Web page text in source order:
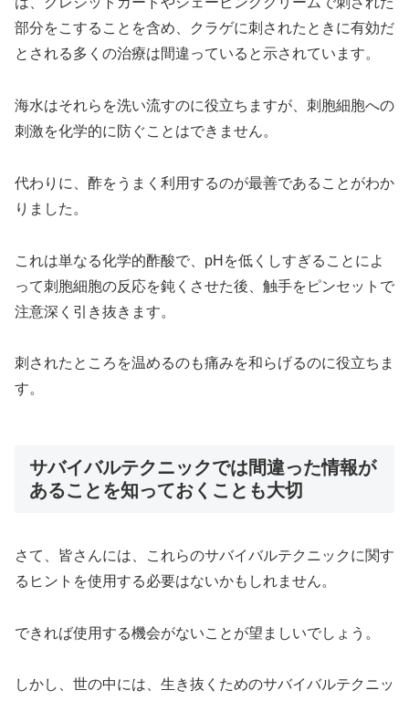
部分をこすることを含め、クラゲに刺されたときに有効だ
とされる多くの治療は間違っていると示されています。
海水はそれらを洗い流すのに役立ちますが、刺胞細胞への
刺激を化学的に防ぐことはできません。
代わりに、酢をうまく利用するのが最善であることがわか
りました。
これは単なる化学的酢酸で、pHを低くしすぎることによ
って刺胞細胞の反応を鈍くさせた後、触手をピンセットで
注意深く引き抜きます。
刺されたところを温めるのも痛みを和らげるのに役立ちま
す。
サバイバルテクニックでは間違った情報が
あることを知っておくことも大切
さて、皆さんには、これらのサバイバルテクニックに関す
るヒントを使用する必要はないかもしれません。
できれば使用する機会がないことが望ましいでしょう。
しかし、世の中には、生き抜くためのサバイバルテクニッ